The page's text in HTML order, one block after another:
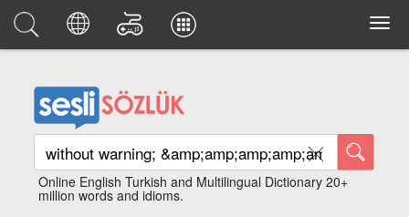
Online English Turkish and Multilingual Dictionary 20+
million words and idioms.